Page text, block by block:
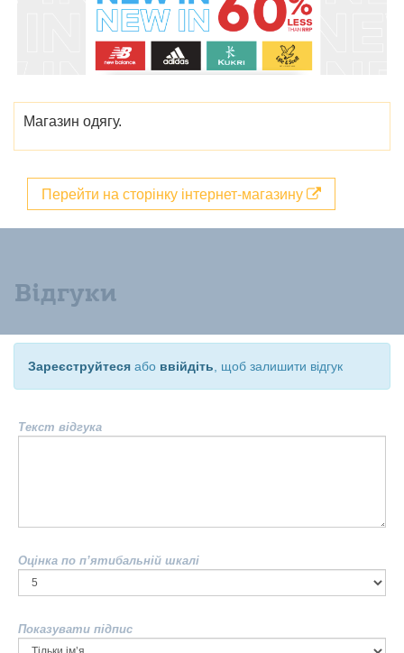
Магазин одягу.
Перейти на сторінку інтернет-магазину
Відгуки
Зареєструйтеся або ввійдіть , щоб залишити відгук
Текст відгука
Оцінка по п’ятибальній шкалі
Показувати підпис